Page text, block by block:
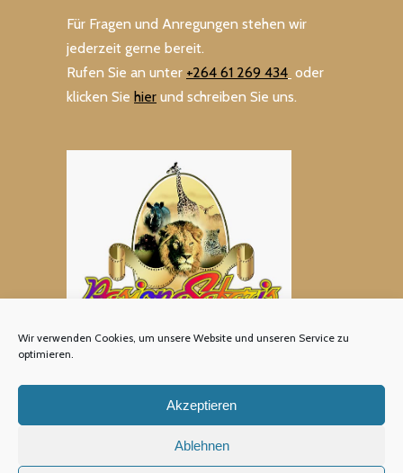
Wir verwenden Cookies, um unsere Website und unseren Service zu
optimieren.
Akzeptieren
Ablehnen
Für Fragen und Anregungen stehen wir
jederzeit gerne bereit.
Rufen Sie an unter +264 61 269 434 oder
klicken Sie hier und schreiben Sie uns.